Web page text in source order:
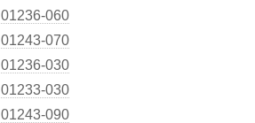
01236-060
01243-070
01236-030
01233-030
01243-090